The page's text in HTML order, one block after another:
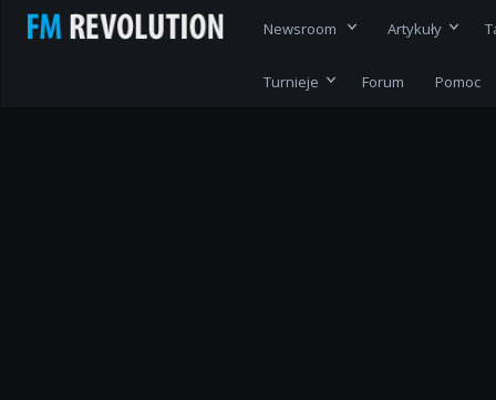
Newsroom Artykuły
Turnieje Forum Pomoc